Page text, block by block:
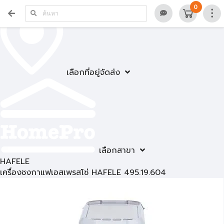
เลือกที่อยู่จัดส่ง
เลือกสาขา
0
HAFELE
เครื่องชงกาแฟเอสเพรสโซ่ HAFELE 495.19.604